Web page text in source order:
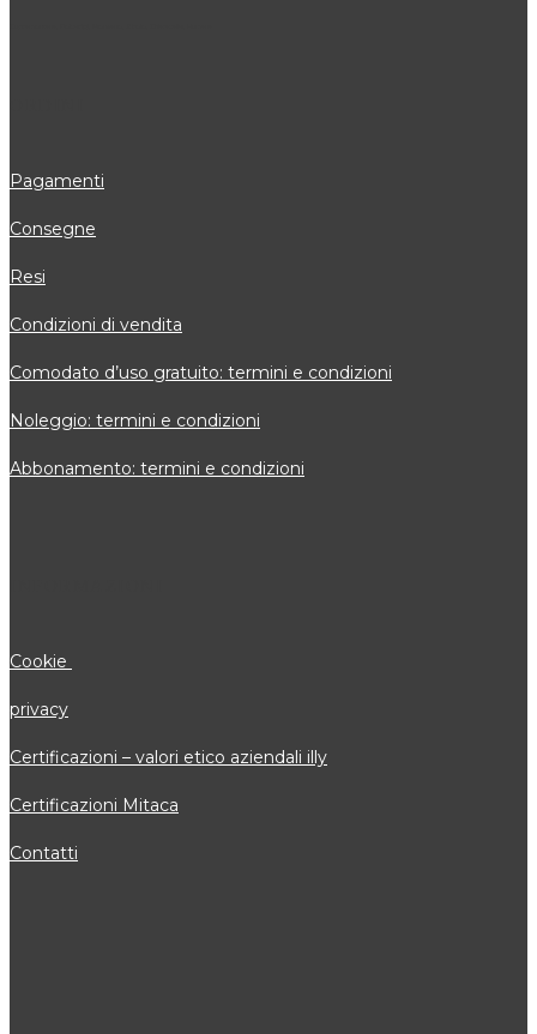
Pagamenti
Consegne
Resi
Condizioni di vendita
Comodato d’uso gratuito: termini e condizioni
Noleggio: termini e condizioni
Abbonamento: termini e condizioni
Cookie
privacy
Certificazioni – valori etico aziendali illy
Certificazioni Mitaca
Contatti